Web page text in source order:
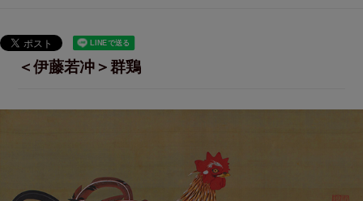
＜伊藤若冲＞群鶏